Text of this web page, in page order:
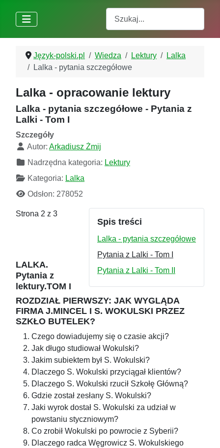
Język-polski.pl Wiedza Lektury
Lalka
Lalka - pytania szczegółowe
Lalka - opracowanie lektury
Lalka - pytania szczegółowe - Pytania z
Lalki - Tom I
Szczegóły
Autor: Arkadiusz Żmij
Nadrzędna kategoria: Lektury
Kategoria: Lalka
Odsłon: 278052
Spis treści
Lalka - pytania szczegółowe
Pytania z Lalki - Tom I
Pytania z Lalki - Tom II
Strona 2 z 3
LALKA.
Pytania z
lektury.TOM I
ROZDZIAŁ PIERWSZY: JAK WYGLĄDA
FIRMA J.MINCEL I S. WOKULSKI PRZEZ
SZKŁO BUTELEK?
Czego dowiadujemy się o czasie akcji?
Jak długo studiował Wokulski?
Jakim subiektem był S. Wokulski?
Dlaczego S. Wokulski przyciągał klientów?
Dlaczego S. Wokulski rzucił Szkołę Główną?
Gdzie został zesłany S. Wokulski?
Jaki wyrok dostał S. Wokulski za udział w
powstaniu styczniowym?
Co zrobił Wokulski po powrocie z Syberii?
Dlaczego radca Węgrowicz S. Wokulskiego